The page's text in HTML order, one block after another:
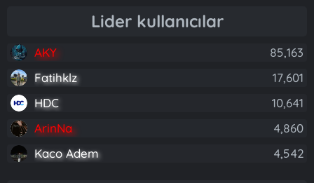
Lider kullanıcılar
AKY
85,163
Fatihklz
17,601
HDC
10,641
ArinNa
4,860
Kaco Adem
4,542